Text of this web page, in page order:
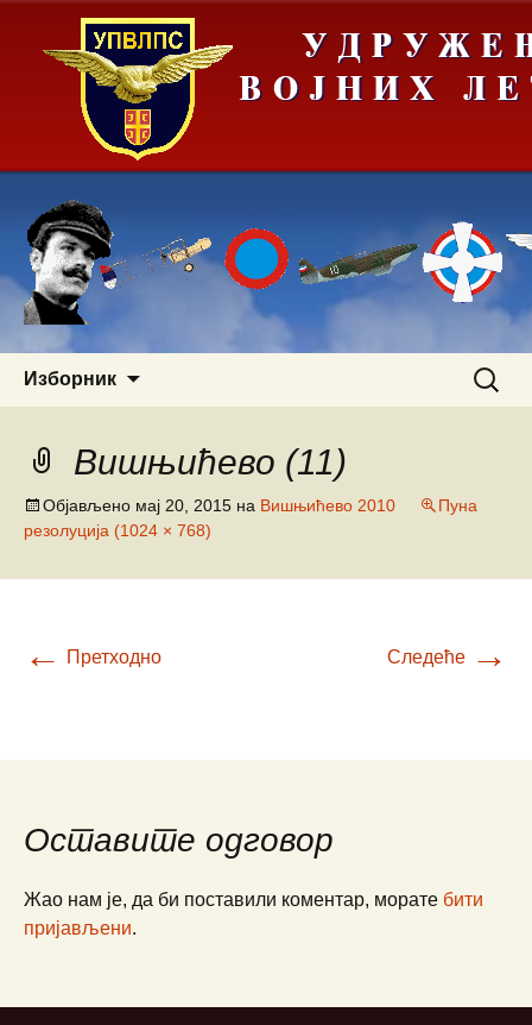
Изборник
Вишњићево (11)
Објављено мај 20, 2015 на Вишњићево 2010
Пуна
резолуција (1024 × 768)
← Претходно Следеће →
Оставите одговор
Жао нам је, да би поставили коментар, морате бити
пријављени.